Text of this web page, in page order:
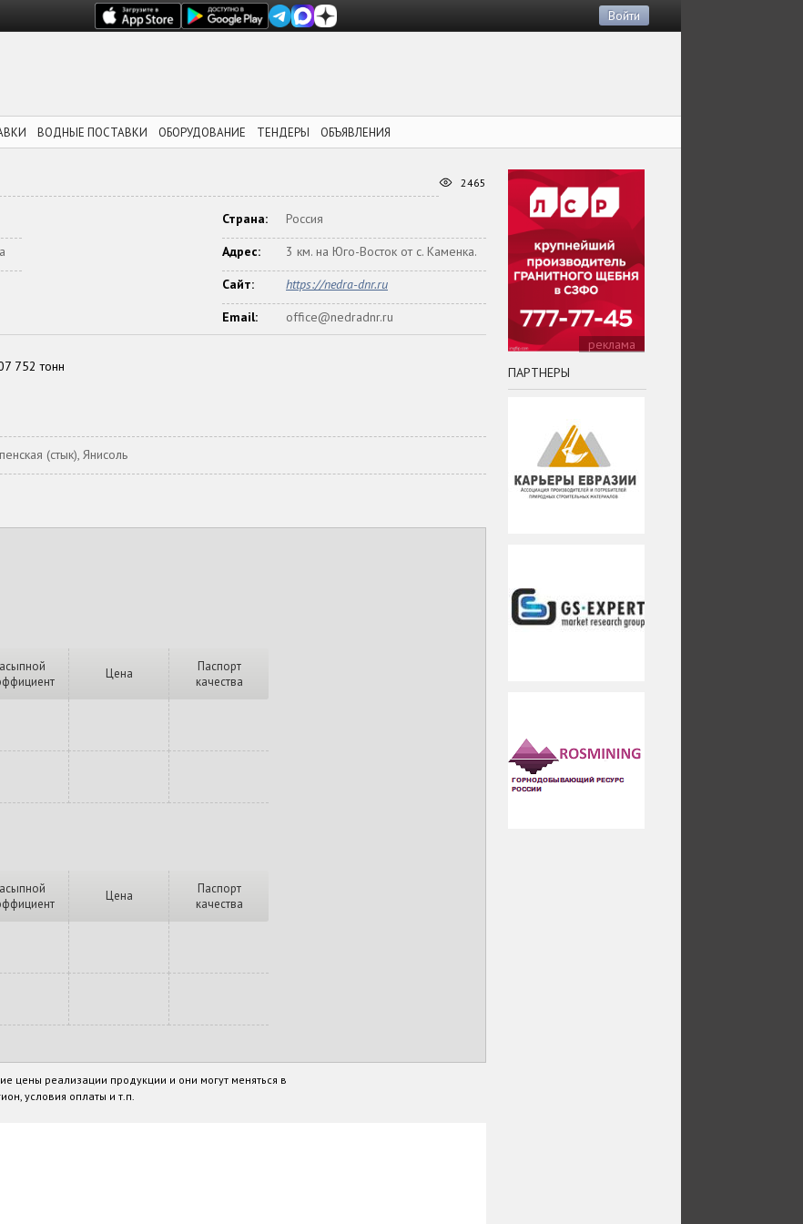
Войти
ВОДНЫЕ ПОСТАВКИ ОБОРУДОВАНИЕ ТЕНДЕРЫ ОБЪЯВЛЕНИЯ
2465
Страна:
Россия
Адрес:
3 км. на Юго-Восток от с. Каменка.
Сайт:
https://nedra-dnr.ru
Email:
office@nedradnr.ru
752 тонн
(стык), Янисоль
Цена
Паспорт
качества
Цена
Паспорт
качества
цены реализации продукции и они могут меняться в
условия оплаты и т.п.
реклама
ПАРТНЕРЫ